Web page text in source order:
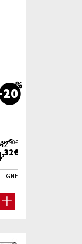
20
,90€
,32€
LIGNE